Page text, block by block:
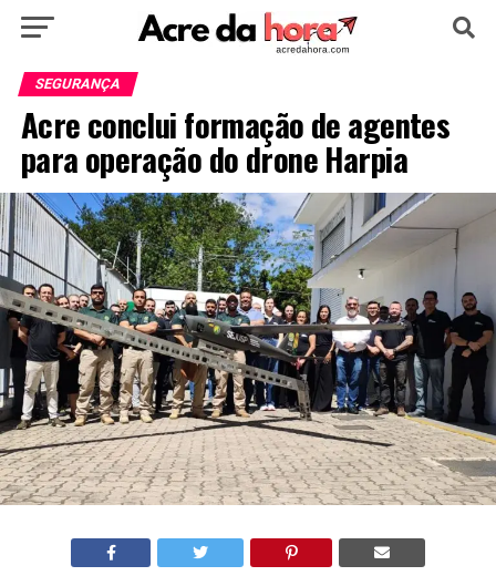
HOME
EDUCAÇÃO NOTÍCIA MUNDO
SEGURANÇA
Acre conclui formação de agentes
para operação do drone Harpia